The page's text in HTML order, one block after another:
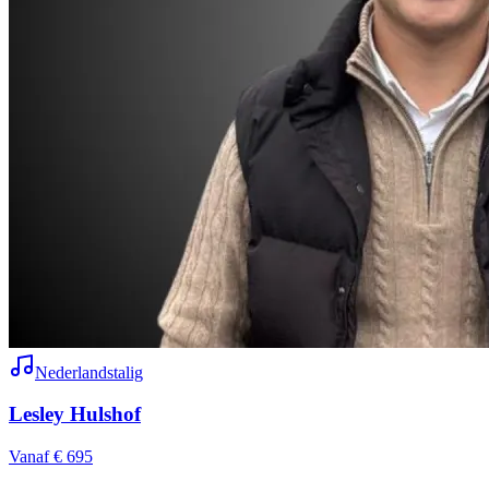
Nederlandstalig
Lesley Hulshof
Vanaf € 695